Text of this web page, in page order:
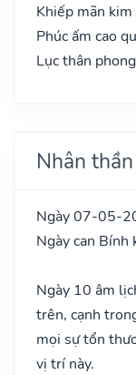
Khiếp mãn
Phúc ấm cao
Lục thân
Nhân
Ngày 07-05-
Ngày can Bính
Ngày 10 âm
trên, cạnh
mọi sự tổn
vị trí này.